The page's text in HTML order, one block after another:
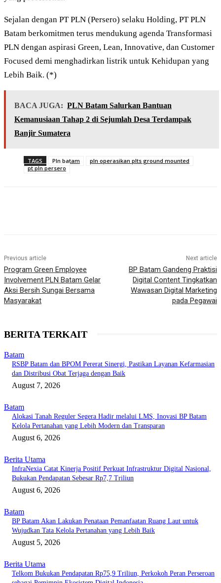
Sejalan dengan PT PLN (Persero) selaku Holding, PT PLN
Batam berkomitmen terus mendukung agenda Transformasi
PLN dengan aspirasi Green, Lean, Innovative, dan Customer
Focused demi menghadirkan listrik untuk Kehidupan yang
Lebih Baik. (*)
BACA JUGA: PLN Batam Salurkan Bantuan
Kemanusiaan Tahap 2 di Sejumlah Desa Terdampak
Banjir Sumatera
TAGS Pln batam
pln operasikan plts ground mounted
pt pln persero
Previous article
Program Green Employee
Involvement PLN Batam Gelar
Aksi Bersih Sungai Bersama
Masyarakat
Next article
BP Batam Gandeng Praktisi
Digital Content Tingkatkan
Wawasan Digital Marketing
pada Pegawai
BERITA TERKAIT
Batam
RSBP Batam dan BPOM Pererat Sinergi, Pastikan Layanan Kefarmasian
dan Distribusi Obat Terjaga dengan Baik
August 7, 2026
Batam
Alokasi Tanah Reguler Segera Hadir melalui LMS, Inovasi BP Batam
Kelola Pertanahan yang Lebih Modern dan Transparan
August 6, 2026
Berita Utama
InfraNexia Catat Kinerja Positif Perkuat Infrastruktur Digital Nasional,
Bukukan Pendapatan Sebesar Rp7,7 Triliun
August 6, 2026
Batam
BP Batam Akan Lakukan Penataan Pemanfaatan Ruang Laut untuk
Wujudkan Tata Kelola Pertanahan yang Lebih Baik
August 5, 2026
Berita Utama
Telkom Bukukan Pendapatan Rp75,9 Triliun, Perkokoh Peran Perseroan